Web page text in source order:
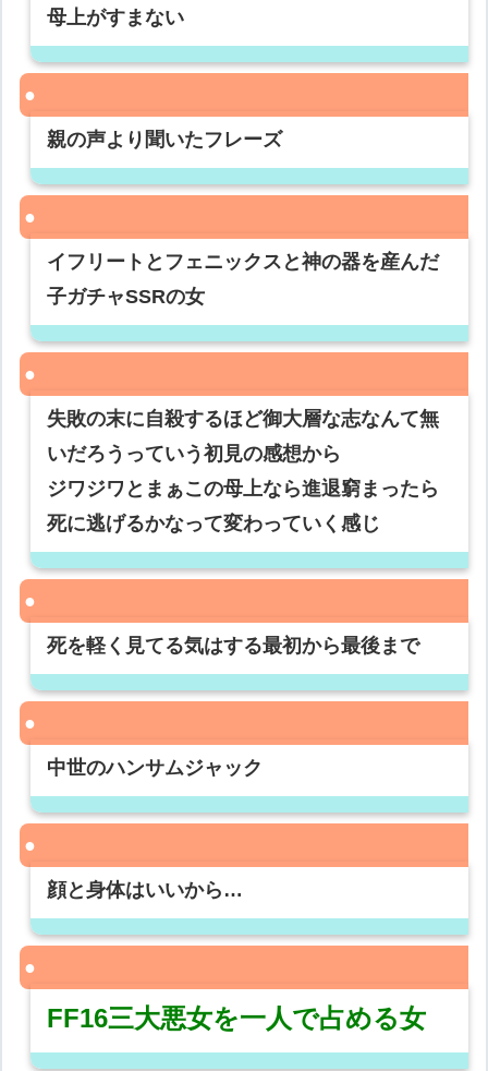
母上がすまない
親の声より聞いたフレーズ
イフリートとフェニックスと神の器を産んだ
子ガチャSSRの女
失敗の末に自殺するほど御大層な志なんて無
いだろうっていう初見の感想から
ジワジワとまぁこの母上なら進退窮まったら
死に逃げるかなって変わっていく感じ
死を軽く見てる気はする最初から最後まで
中世のハンサムジャック
顔と身体はいいから…
FF16三大悪女を一人で占める女